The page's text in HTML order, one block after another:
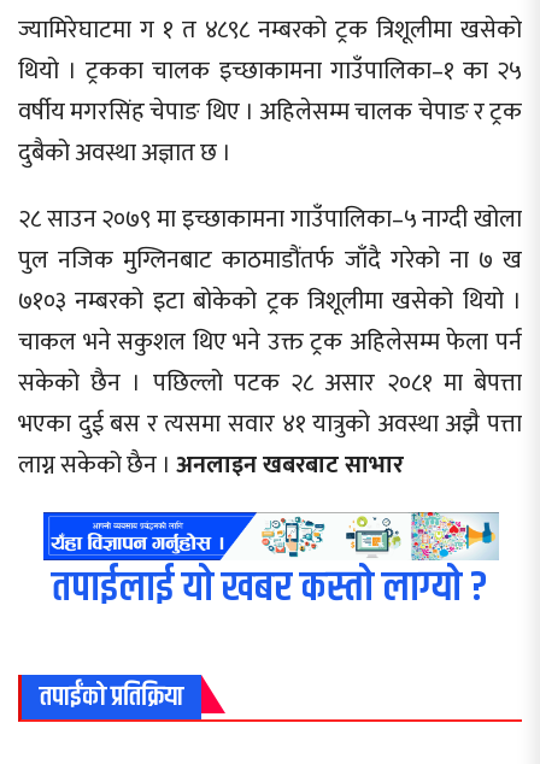
ज्यामिरेघाटमा ग १ त ४८९८ नम्बरको ट्रक त्रिशूलीमा खसेको
थियो । ट्रकका चालक इच्छाकामना गाउँपालिका–१ का २५
वर्षीय मगरसिंह चेपाङ थिए । अहिलेसम्म चालक चेपाङ र ट्रक
दुबैको अवस्था अज्ञात छ ।
२८ साउन २०७९ मा इच्छाकामना गाउँपालिका–५ नाग्दी खोला
पुल नजिक मुग्लिनबाट काठमाडौंतर्फ जाँदै गरेको ना ७ ख
७१०३ नम्बरको इटा बोकेको ट्रक त्रिशूलीमा खसेको थियो ।
चाकल भने सकुशल थिए भने उक्त ट्रक अहिलेसम्म फेला पर्न
सकेको छैन । पछिल्लो पटक २८ असार २०८१ मा बेपत्ता
भएका दुई बस र त्यसमा सवार ४१ यात्रुको अवस्था अझै पत्ता
लाग्न सकेको छैन । अनलाइन खबरबाट साभार
तपाईलाई यो खबर कस्तो लाग्यो ?
तपाईंको प्रतिक्रिया